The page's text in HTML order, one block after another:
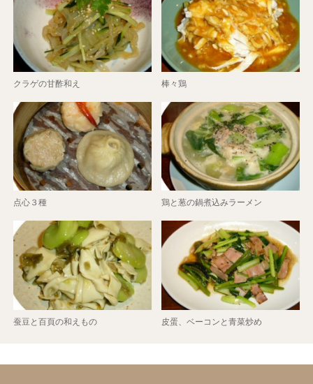
クラゲの甘酢和え 棒々鶏
点心３種 鶏と葱の鍋煮込みラーメン
蚕豆と百頁の和えもの 皮蛋、ベーコンと青菜炒め